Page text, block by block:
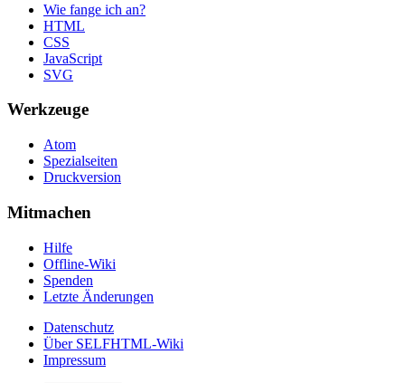
Wie fange ich an?
HTML
CSS
JavaScript
SVG
Werkzeuge
Atom
Spezialseiten
Druckversion
Mitmachen
Hilfe
Offline-Wiki
Spenden
Letzte Änderungen
Datenschutz
Über SELFHTML-Wiki
Impressum